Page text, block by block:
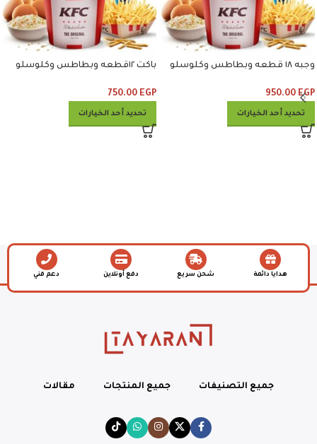
وجبه ١٨ قطعه وبطاطس وكلوسلو
950.00 EGP
تحديد أحد الخيارات
باكت ١٢قطعه وبطاطس وكلوسلو
750.00 EGP
تحديد أحد الخيارات
هدايا دائمة شحن سريع دفع أونلاين دعم فني
جميع التصنيفات جميع المنتجات مقالات